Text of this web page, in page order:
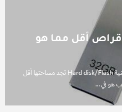
أقل مما هو
لماذا عندما تشتري أي وحدة تخزينية Hard disk/Flash تجد مساحتها أقل
هو في...